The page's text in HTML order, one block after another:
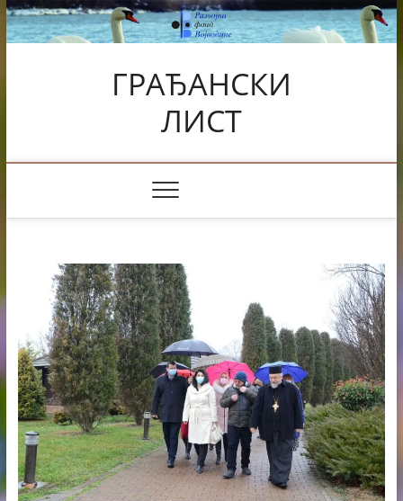
Skip
to
content
ГРАЂАНСКИ
ЛИСТ